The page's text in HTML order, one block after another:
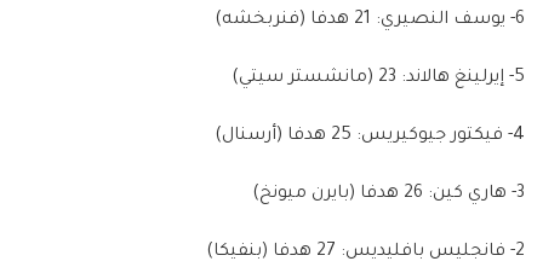
6- يوسف النصيري:
5- إيرلينغ هالاند:
4- فيكتور جيوكيريس:
3- هاري كين:
2- فانجليس بافليديس: